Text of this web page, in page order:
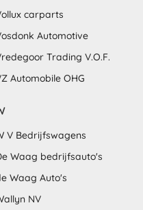
carparts
Automotive
Trading V.O.F.
Automobile OHG
V Bedrijfswagens
Waag bedrijfsauto's
Waag Auto's
NV